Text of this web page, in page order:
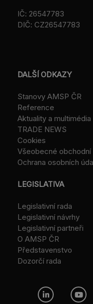
IČ: 26547783
DIČ: CZ26547783
DALŠÍ ODKAZY
Stanovy AMSP ČR
Reference
Aktuality a multimédia
TRADE NEWS
Cookies
Všeobecné obchodní
Ochrana osobních
LEGISLATIVA
Legislativní rada
Legislativní návrhy
Legislativní partneři
O AMSP ČR
Představenstvo
Dozorčí rada